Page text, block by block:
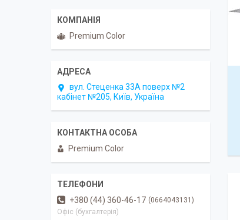
Premium Color
вул. Стеценка 33А поверх №2
кабінет №205, Київ, Україна
Premium Color
+380 (44) 360-46-17
0664043131
Офіс (бухгалтерія)